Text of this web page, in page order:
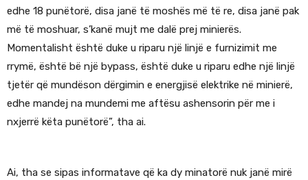
edhe 18 punëtorë, disa janë të moshës më të re, disa janë pak
më të moshuar, s’kanë mujt me dalë prej minierës.
Momentalisht është duke u riparu një linjë e furnizimit me
rrymë, është bë një bypass, është duke u riparu edhe një linjë
tjetër që mundëson dërgimin e energjisë elektrike në minierë,
edhe mandej na mundemi me aftësu ashensorin për me i
nxjerrë këta punëtorë”, tha ai.
Ai, tha se sipas informatave që ka dy minatorë nuk janë mirë